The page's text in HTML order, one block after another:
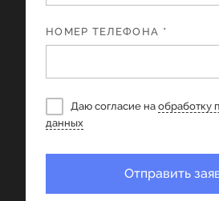
НОМЕР ТЕЛЕФОНА *
Даю согласие на обработку
данных
Отправить